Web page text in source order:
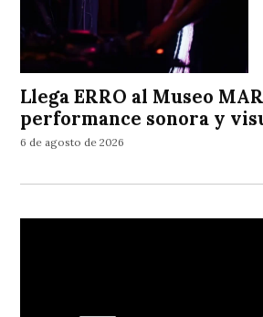
Llega ERRO al Museo
performance sonora y
6 de agosto de 2026